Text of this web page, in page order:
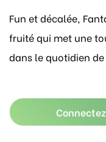
Fun et décalée,
fruité qui met une
dans le quotidien